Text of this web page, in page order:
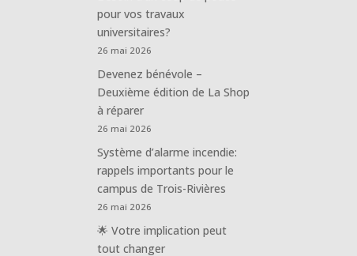
pour vos travaux
universitaires?
26 mai 2026
Devenez bénévole –
Deuxième édition de La Shop
à réparer
26 mai 2026
Système d’alarme incendie:
rappels importants pour le
campus de Trois-Rivières
26 mai 2026
🌟 Votre implication peut
tout changer